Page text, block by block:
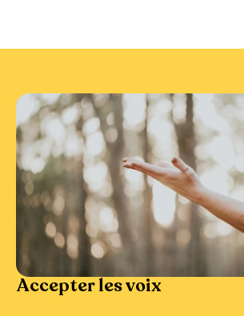
Accepter les voix